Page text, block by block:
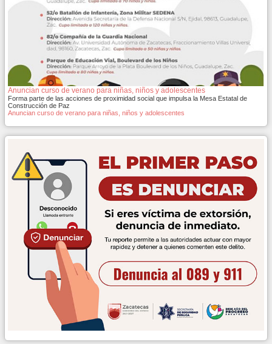
Anuncian curso de verano para niñas, niños y adolescentes
Forma parte de las acciones de proximidad social que impulsa la Mesa Estatal de
Construcción de Paz
Anuncian curso de verano para niñas, niños y adolescentes